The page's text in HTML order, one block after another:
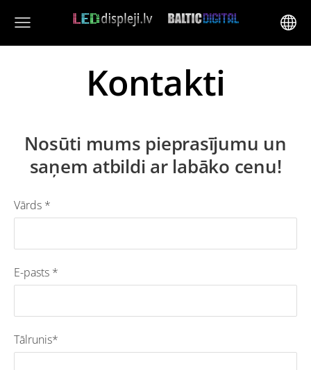
Kontakti
Nosūti mums pieprasījumu un
saņem atbildi ar labāko cenu!
Vārds *
E-pasts *
Tālrunis*